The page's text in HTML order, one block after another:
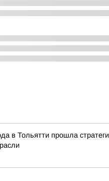
в Тольятти прошла